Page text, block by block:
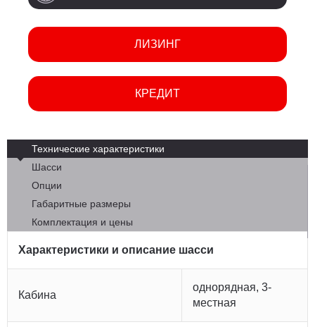
ЛИЗИНГ
КРЕДИТ
Технические характеристики
Шасси
Опции
Габаритные размеры
Комплектация и цены
Характеристики и описание шасси
Кабина
однорядная, 3-
местная